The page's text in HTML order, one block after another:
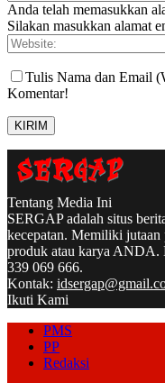
Anda telah memasukkan
Silakan masukkan alamat
Tulis Nama dan Email
Komentar!
Tentang Media Ini
SERGAP adalah situs
kecepatan. Memiliki
produk atau karya ANDA.
339 069 666.
Kontak:
Ikuti Kami
PMS
PP
Redaksi